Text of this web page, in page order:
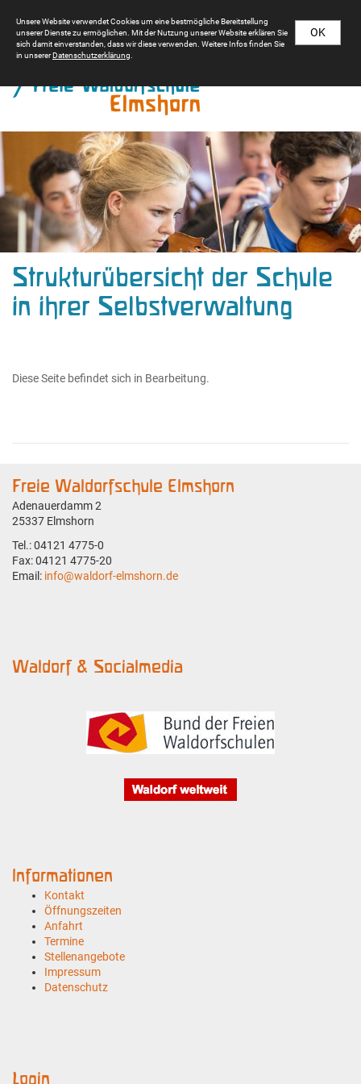
Strukturübersicht der Schule
in ihrer Selbstverwaltung
Diese Seite befindet sich in Bearbeitung.
Freie Waldorfschule Elmshorn
Adenauerdamm 2
25337 Elmshorn
Tel.: 04121 4775-0
Fax: 04121 4775-20
Email: info@waldorf-elmshorn.de
Waldorf & Socialmedia
Informationen
Kontakt
Öffnungszeiten
Anfahrt
Termine
Stellenangebote
Impressum
Datenschutz
Login
OK
Unsere Website verwendet Cookies um eine bestmögliche Bereitstellung
unserer Dienste zu ermöglichen. Mit der Nutzung unserer Website erklären Sie
sich damit einverstanden, dass wir diese verwenden. Weitere Infos finden Sie
in unsererDatenschutzerklärung